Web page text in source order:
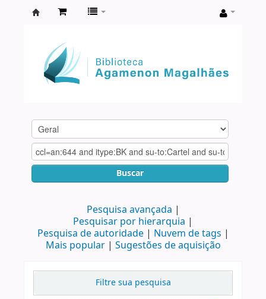
Agamenon
Magalhães
Buscar
Pesquisa avançada
Pesquisar por hierarquia
Pesquisa de autoridade
Nuvem de tags
Mais popular
Sugestões de aquisição
Filtre sua pesquisa